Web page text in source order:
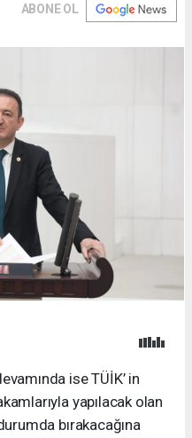
ABONE OL
ise TÜİK’ in
yapılacak olan
bırakacağına